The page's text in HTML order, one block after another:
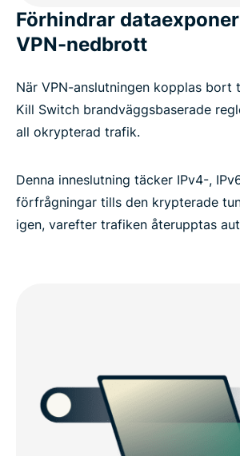
Förhindrar
VPN-nedbrott
När VPN-anslutningen kopplas bort
Kill Switch brandväggsbaserade
all okrypterad trafik.
Denna inneslutning täcker IPv4-,
förfrågningar tills den krypterade
igen, varefter trafiken återupptas